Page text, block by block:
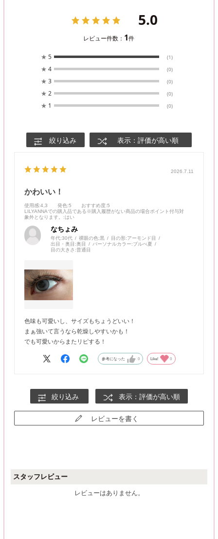
5.0
レビュー件数： 1件
★ 5 (1)
★ 4 (0)
★ 3 (0)
★ 2 (0)
★ 1 (0)
絞り込み 表示：評価が高い順
2026.7.11
かわいい！
使用感:4,3 発色:5 おすすめ度:5
LILYANNAでの購入品である※購入履歴がない商品の場合ポイント付与対
象外となります。
:はい
なちょみ
年代:30代 裸眼の色:黒 目の形:アーモンド目
出目・奥目:奥目 パーソナルカラー:ブルべ夏
目の大きさ:普通目
色味も可愛いし、サイズもちょうどいい！
まぁ強いて言うなら乾燥しやすいかも！
でも可愛いからまたリピする！
参考になった 0 Like! 0
絞り込み 表示：評価が高い順
レビューを書く
スタッフレビュー
レビューはありません。